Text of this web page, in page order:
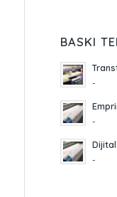
BASKI
-
-
Dijital
-